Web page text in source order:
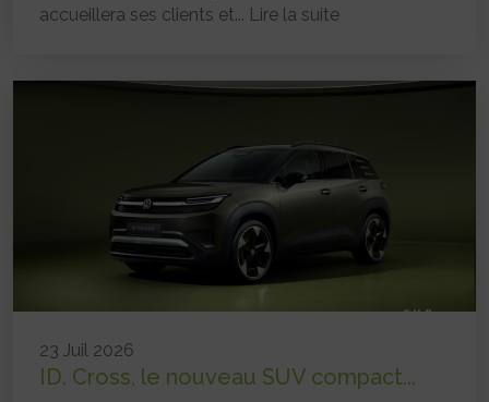
accueillera ses clients et... Lire la suite
23 Juil 2026
ID. Cross, le nouveau SUV compact...